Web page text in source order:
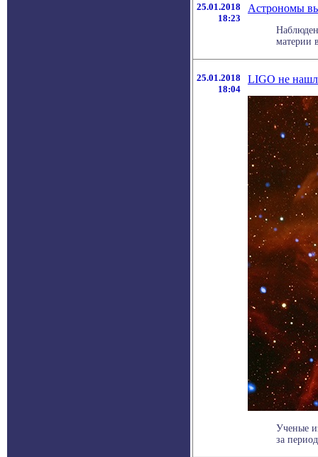
25.01.2018
18:23
Астрономы
материи
25.01.2018
18:04
LIGO не
Ученые
за